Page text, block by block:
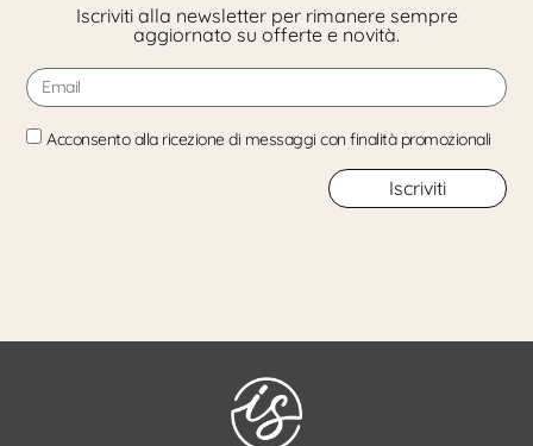
Iscriviti alla newsletter per rimanere sempre
aggiornato su offerte e novità.
Acconsento alla ricezione di messaggi con finalità promozionali
Iscriviti